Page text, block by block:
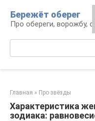
контенту
Бережёт оберег
Про обереги, ворожбу,
Главная » Про звёзды
Характеристика
зодиака: